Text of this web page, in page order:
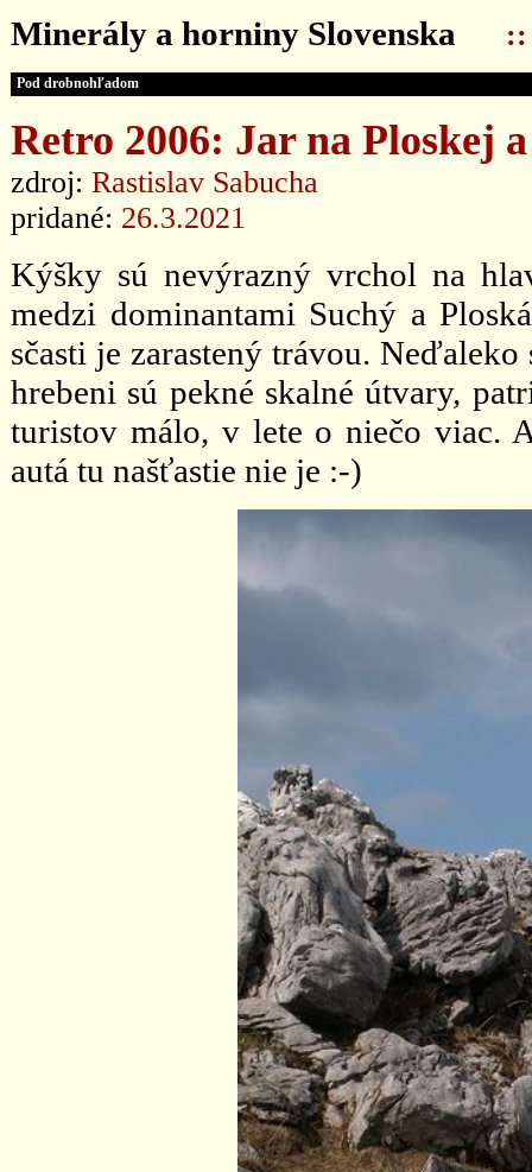
Minerály a horniny Slovenska ::
Pod drobnohľadom
Retro 2006: Jar na Ploskej
zdroj: Rastislav Sabucha
pridané: 26.3.2021
Kýšky sú nevýrazný vrchol na
medzi dominantami Suchý a
sčasti je zarastený trávou.
hrebeni sú pekné skalné útvary,
turistov málo, v lete o niečo viac.
autá tu našťastie nie je :-)